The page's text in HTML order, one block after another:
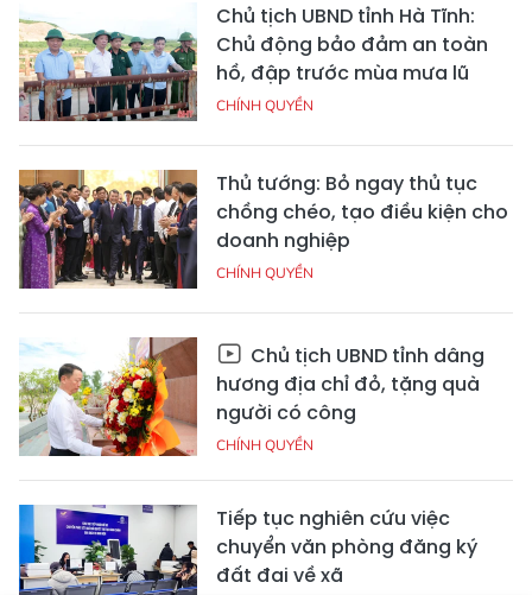
Chủ tịch UBND tỉnh Hà Tĩnh:
Chủ động bảo đảm an toàn
hồ, đập trước mùa mưa lũ
CHÍNH QUYỀN
Thủ tướng: Bỏ ngay thủ tục
chồng chéo, tạo điều kiện cho
doanh nghiệp
CHÍNH QUYỀN
Chủ tịch UBND tỉnh dâng
hương địa chỉ đỏ, tặng quà
người có công
CHÍNH QUYỀN
Tiếp tục nghiên cứu việc
chuyển văn phòng đăng ký
đất đai về xã